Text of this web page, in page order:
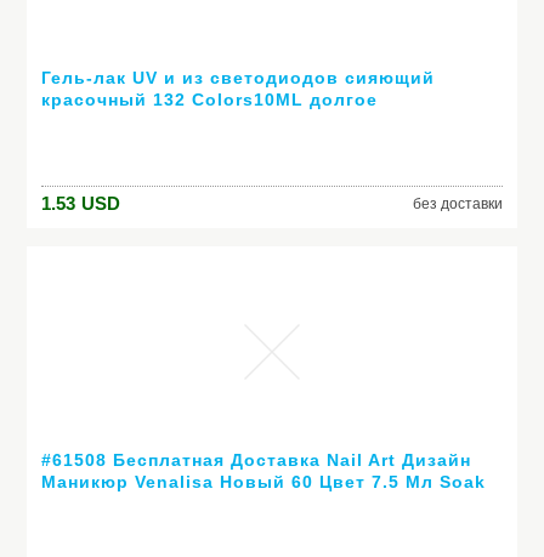
Гель-лак UV и из светодиодов сияющий
красочный 132 Colors10ML долгое
1.53 USD без доставки
#61508 Бесплатная Доставка Nail Art Дизайн
Маникюр Venalisa Новый 60 Цвет 7.5 Мл Soak